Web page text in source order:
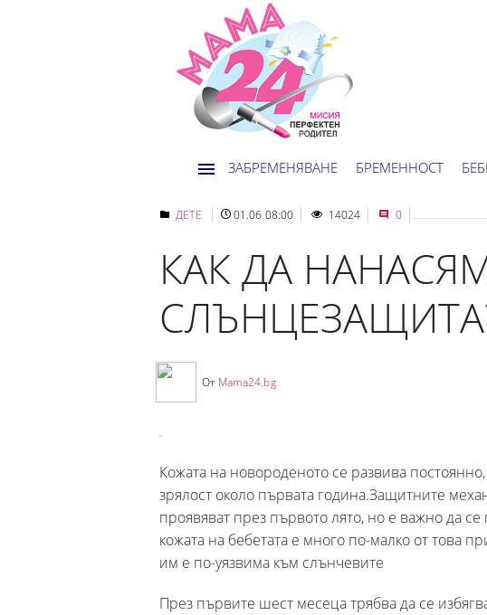
ЗАБРЕМЕНЯВАНЕ БРЕМЕННОСТ
ДЕТЕ 01.06 08:00 14024 0
КАК ДА
От Mama24.bg
Кожата на новороденото се развива
зрялост около първата година.Защитните
проявяват през първото лято, но е важно да
кожата на бебетата е много по-малко от това
им е по-уязвима към слънчевите
През първите шест месеца трябва да се